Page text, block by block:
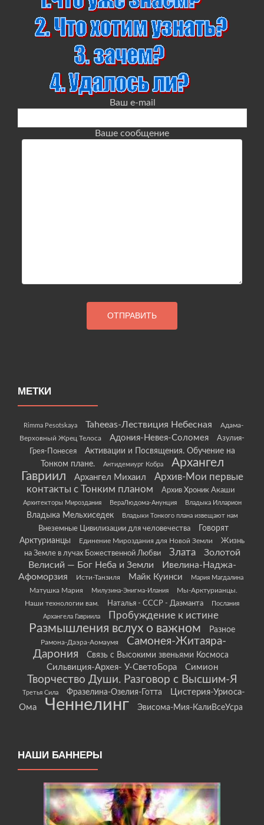
Ваш e-mail
Ваше сообщение
МЕТКИ
Rimma Pesotskaya Taheeas-Лествиция Небесная
Адама-
Верховный Жрец Телоса
Адония-Невея-Соломея
Азулия-
Грея-Понесея
Активации и Посвящения. Обучение на
Тонком плане.
Антидемиург Кобра
Архангел
Гавриил
Архангел Михаил
Архив-Мои первые
контакты с Тонким планом
Архив Хроник Акаши
Архитекторы Мироздания ВераЛюдома-Анунция Владыка Илларион
Владыка Мельхиседек Владыки Тонкого плана извещают нам
Внеземные Цивилизации для человечества
Говорят
Арктурианцы
Единение Мироздания для Новой Земли
Жизнь
на Земле в лучах Божественной Любви
Злата
Золотой
Велисий — Бог Неба и Земли
Ивелина-Наджа-
Афоморзия
Исти-Танзиля Майк Куинси Мария Магдалина
Матушка Мария Милузина-Энигма-Илания
Мы-Арктурианцы.
Наши технологии вам.
Наталья - СССР - Даэманта
Послания
Архангела Гавриила
Пробуждение к истине
Размышления вслух о важном Разное
Рамона-Даэра-Аомаумя
Самонея-Житаяра-
Дарония
Связь с Высокими звеньями Космоса
Сильвиция-Архея- У-СветоБора Симион
Творчество Души. Разговор с Высшим-Я
Третья Сила Фразелина-Озелия-Готта
Цистерия-Уриоса-
Ома
Ченнелинг Эвисома-Мия-КалиВсеУсра
НАШИ БАННЕРЫ